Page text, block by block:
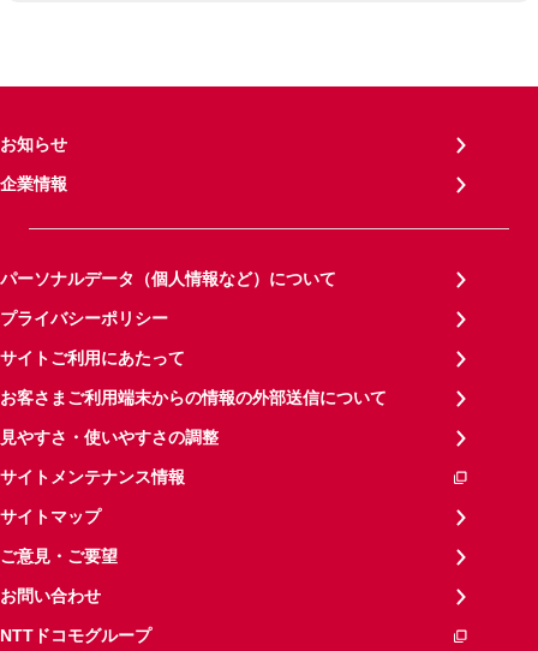
お知らせ
企業情報
パーソナルデータ（個人情報など）について
プライバシーポリシー
サイトご利用にあたって
お客さまご利用端末からの情報の外部送信について
見やすさ・使いやすさの調整
サイトメンテナンス情報
サイトマップ
ご意見・ご要望
お問い合わせ
NTTドコモグループ